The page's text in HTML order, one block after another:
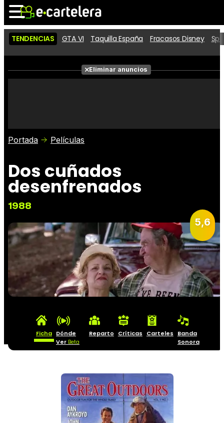
Noticias
Cartelera
Críticas
TENDENCIAS GTA VI Taquilla España Fracasos Disney
Eliminar anuncios
Portada Películas
Dos cuñados
desenfrenados
1988
5,6
Ficha Dónde
Ver Beta
Reparto Críticas Carteles
Banda
Sonora